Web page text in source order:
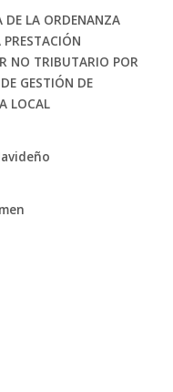
DE LA ORDENANZA
NO TRIBUTARIO POR
GESTIÓN DE
LOCAL